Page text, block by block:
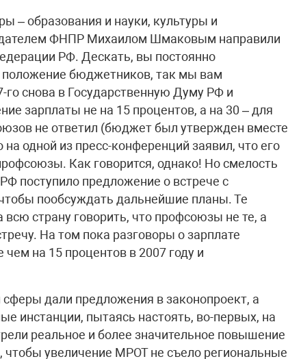
– образования и науки, культуры и
ФНПР Михаилом Шмаковым направили
РФ. Дескать, вы постоянно
бюджетников, так мы вам
снова в Государственную Думу РФ и
зарплаты не на 15 процентов, а на 30 – для
не ответил (бюджет был утвержден вместе
одной из пресс-конференций заявил, что его
Как говорится, однако! Но смелость
поступило предложение о встрече с
пообсуждать дальнейшие планы. Те
страну говорить, что профсоюзы не те, а
На том пока разговоры о зарплате
на 15 процентов в 2007 году и
дали предложения в законопроект, а
инстанции, пытаясь настоять, во-первых, на
реальное и более значительное повышение
увеличение МРОТ не съело региональные